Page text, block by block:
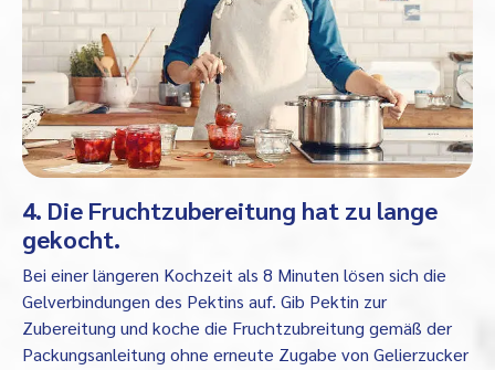
4. Die Fruchtzubereitung hat zu lange
gekocht.
Bei einer längeren Kochzeit als 8 Minuten lösen sich die
Gelverbindungen des Pektins auf. Gib Pektin zur
Zubereitung und koche die Fruchtzubreitung gemäß der
Packungsanleitung ohne erneute Zugabe von Gelierzucker